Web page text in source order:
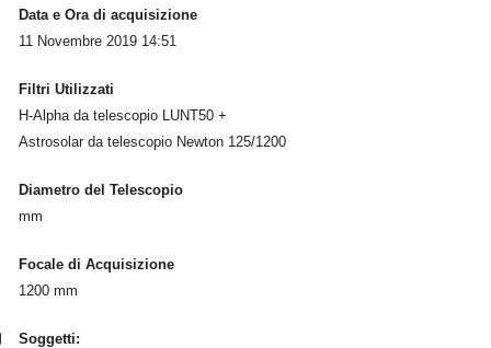
Data e Ora di acquisizione
11 Novembre 2019 14:51
Filtri Utilizzati
H-Alpha da telescopio LUNT50 +
Astrosolar da telescopio Newton 125/1200
Diametro del Telescopio
mm
Focale di Acquisizione
1200 mm
Soggetti: